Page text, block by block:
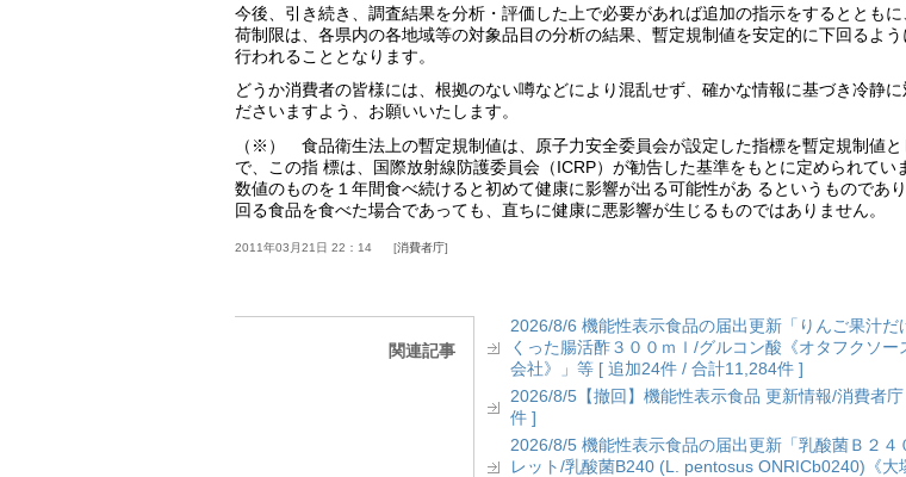
今後、引き続き、調査結果を分析・評価した上で必要があれば追加の指示をするとともに
荷制限は、各県内の各地域等の対象品目の分析の結果、暫定規制値を安定的に下回るよ
行われることとなります。
どうか消費者の皆様には、根拠のない噂などにより混乱せず、確かな情報に基づき冷静に
ださいますよう、お願いいたします。
（※） 食品衛生法上の暫定規制値は、原子力安全委員会が設定した指標を暫定規制値と
で、この指 標は、国際放射線防護委員会（ICRP）が勧告した基準をもとに定められてい
数値のものを１年間食べ続けると初めて健康に影響が出る可能性があ るというものであ
回る食品を食べた場合であっても、直ちに健康に悪影響が生じるものではありません。
2011年03月21日 22：14 消費者庁
関連記事
2026/8/6 機能性表示食品の届出更新「りんご果汁だ
くった腸活酢３００ｍｌ/グルコン酸《オタフクソー
会社》」等 [ 追加24件 / 合計11,284件 ]
2026/8/5【撤回】機能性表示食品 更新情報/消費者
件 ]
2026/8/5 機能性表示食品の届出更新「乳酸菌Ｂ２４
レット/乳酸菌B240 (L. pentosus ONRICb0240)《大